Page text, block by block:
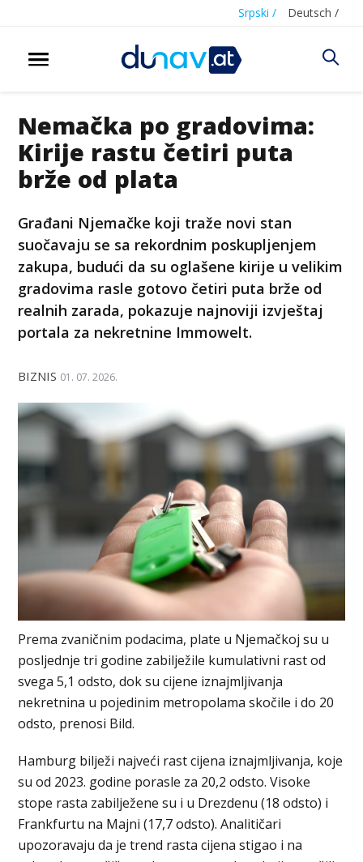
Srpski / Deutsch /
Nemačka po gradovima:
Kirije rastu četiri puta
brže od plata
Građani Njemačke koji traže novi stan
suočavaju se sa rekordnim poskupljenjem
zakupa, budući da su oglašene kirije u velikim
gradovima rasle gotovo četiri puta brže od
realnih zarada, pokazuje najnoviji izvještaj
portala za nekretnine Immowelt.
BIZNIS 01. 07. 2026.
Prema zvaničnim podacima, plate u Njemačkoj su u
posljednje tri godine zabilježile kumulativni rast od
svega 5,1 odsto, dok su cijene iznajmljivanja
nekretnina u pojedinim metropolama skočile i do 20
odsto, prenosi Bild.
Hamburg bilježi najveći rast cijena iznajmljivanja, koje
su od 2023. godine porasle za 20,2 odsto. Visoke
stope rasta zabilježene su i u Drezdenu (18 odsto) i
Frankfurtu na Majni (17,7 odsto). Analitičari
upozoravaju da je trend rasta cijena stigao i na